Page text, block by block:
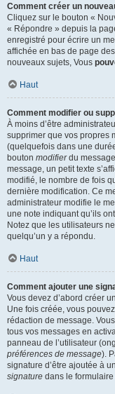
Comment créer un
Cliquez sur le bouton «
« Répondre » depuis la
enregistré pour écrire un
affichée en bas de page
nouveaux sujets, Vous
Haut
Comment modifier ou
À moins d’être
supprimer que vos propres
(quelquefois dans une
bouton modifierdu
message, un petit texte
modifié, le nombre de fois
dernière modification. Ce
administrateur modifie le
une note indiquant qu’ils
Notez que les utilisateurs
quelqu’un y a répondu.
Haut
Comment ajouter une
Vous devez d’abord créer
Une fois créée, vous
rédaction de message.
tous vos messages en
panneau de l’utilisateur
préférences de message).
signature d’être ajoutée à
signature dans le